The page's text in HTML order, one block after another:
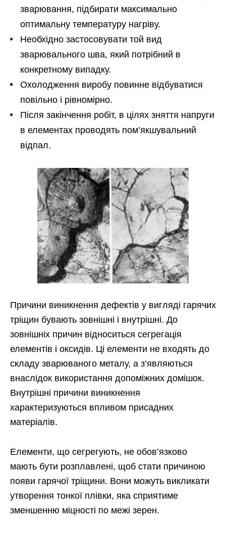
зварювання, підбирати максимально
оптимальну температуру нагріву.
Необхідно застосовувати той вид
зварювального шва, який потрібний в
конкретному випадку.
Охолодження виробу повинне відбуватися
повільно і рівномірно.
Після закінчення робіт, в цілях зняття напруги
в елементах проводять пом’якшувальний
відпал.
Причини виникнення дефектів у вигляді гарячих
тріщин бувають зовнішні і внутрішні. До
зовнішніх причин відноситься сегрегація
елементів і оксидів. Ці елементи не входять до
складу зварюваного металу, а з’являються
внаслідок використання допоміжних домішок.
Внутрішні причини виникнення
характеризуються впливом присадних
матеріалів.
Елементи, що сегрегують, не обов’язково
мають бути розплавлені, щоб стати причиною
появи гарячої тріщини. Вони можуть викликати
утворення тонкої плівки, яка сприятиме
зменшенню міцності по межі зерен.